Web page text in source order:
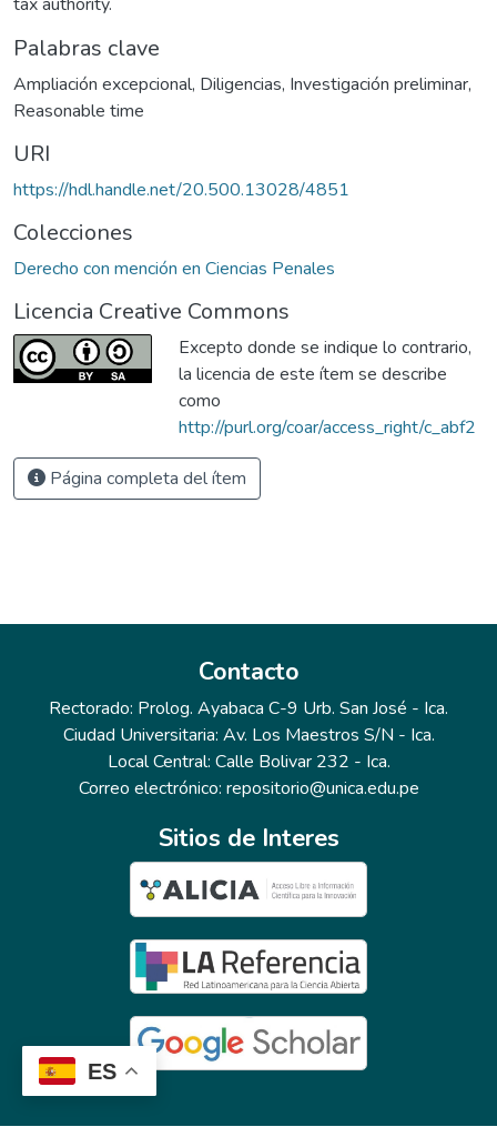
ES
Palabras clave
Ampliación excepcional, Diligencias, Investigación preliminar,
Reasonable time
URI
https://hdl.handle.net/20.500.13028/4851
Colecciones
Derecho con mención en Ciencias Penales
Licencia Creative Commons
Excepto donde se indique lo contrario,
la licencia de este ítem se describe
como
http://purl.org/coar/access_right/c_abf2
Página completa del ítem
Contacto
Rectorado: Prolog. Ayabaca C-9 Urb. San José - Ica.
Ciudad Universitaria: Av. Los Maestros S/N - Ica.
Local Central: Calle Bolivar 232 - Ica.
Correo electrónico: repositorio@unica.edu.pe
Sitios de Interes